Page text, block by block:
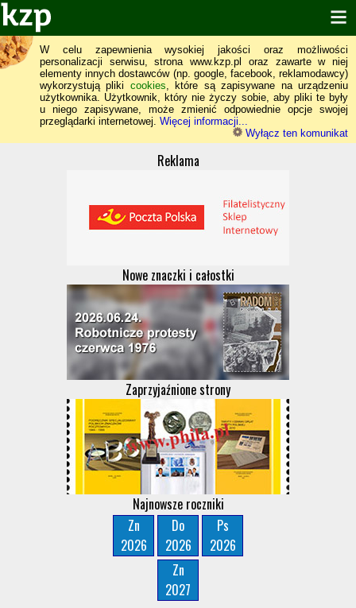
W celu zapewnienia wysokiej jakości oraz możliwości
personalizacji serwisu, strona www.kzp.pl oraz zawarte w niej
elementy innych dostawców (np. google, facebook, reklamodawcy)
wykorzystują pliki cookies, które są zapisywane na urządzeniu
użytkownika. Użytkownik, który nie życzy sobie, aby pliki te były
u niego zapisywane, może zmienić odpowiednie opcje swojej
przeglądarki internetowej. Więcej informacji...
Wyłącz ten komunikat
Reklama
Nowe znaczki i całostki
Zaprzyjaźnione strony
Najnowsze roczniki
Zn
2026
Do
2026
Ps
2026
Zn
2027